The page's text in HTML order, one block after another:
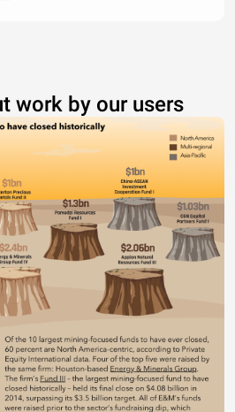
work by our users